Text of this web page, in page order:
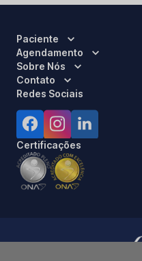
Paciente
Agendamento
Sobre Nós
Contato
Redes Sociais
Certificações